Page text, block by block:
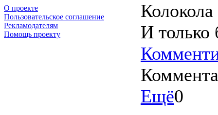
О проекте
Пользовательское соглашение
Рекламодателям
Помощь проекту
И только
Ещё0